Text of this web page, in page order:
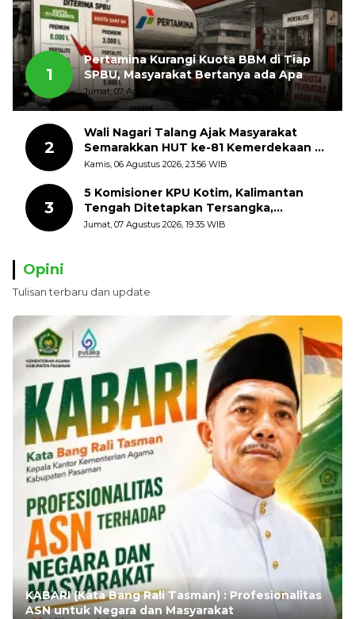
1
Pertamina Kurangi Kuota BBM di Tiap
SPBU, Masyarakat Bertanya ada Apa
Jumat, 07 Agustus 2026, 11:03 WIB
2
Wali Nagari Talang Ajak Masyarakat
Semarakkan HUT ke-81 Kemerdekaan RI
dengan Mengibarkan Bendera Merah
Kamis, 06 Agustus 2026, 23:56 WIB
3
5 Komisioner KPU Kotim, Kalimantan
Tengah Ditetapkan Tersangka,
Kerugian Negara ditaksir 10 Milyard
Jumat, 07 Agustus 2026, 19:35 WIB
Opini
Tulisan terbaru dan update
KABARI (Kata Bang Rali Tasman) : Profesionalitas
ASN untuk Negara dan Masyarakat